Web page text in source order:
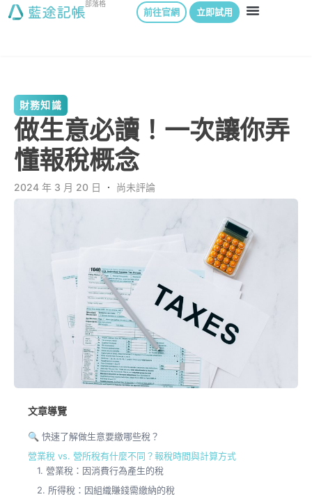
部落格
前往官網 立即試用
財務知識
做生意必讀！一次讓你弄
懂報稅概念
2024 年 3 月 20 日 ． 尚未評論
文章導覽
🔍 快速了解做生意要繳哪些稅？
營業稅 vs. 營所稅有什麼不同？報稅時間與計算方式
1. 營業稅：因消費行為產生的稅
2. 所得稅：因組織賺錢需繳納的稅